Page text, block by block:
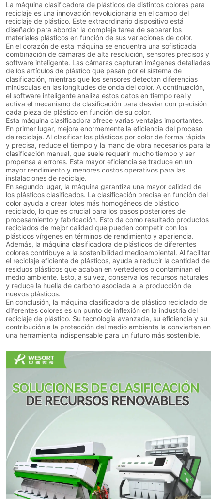
La máquina clasificadora de plásticos de distintos colores para
reciclaje es una innovación revolucionaria en el campo del
reciclaje de plástico. Este extraordinario dispositivo está
diseñado para abordar la compleja tarea de separar los
materiales plásticos en función de sus variaciones de color.
En el corazón de esta máquina se encuentra una sofisticada
combinación de cámaras de alta resolución, sensores precisos y
software inteligente. Las cámaras capturan imágenes detalladas
de los artículos de plástico que pasan por el sistema de
clasificación, mientras que los sensores detectan diferencias
minúsculas en las longitudes de onda del color. A continuación,
el software inteligente analiza estos datos en tiempo real y
activa el mecanismo de clasificación para desviar con precisión
cada pieza de plástico en función de su color.
Esta máquina clasificadora ofrece varias ventajas importantes.
En primer lugar, mejora enormemente la eficiencia del proceso
de reciclaje. Al clasificar los plásticos por color de forma rápida
y precisa, reduce el tiempo y la mano de obra necesarios para la
clasificación manual, que suele requerir mucho tiempo y ser
propensa a errores. Esta mayor eficiencia se traduce en un
mayor rendimiento y menores costos operativos para las
instalaciones de reciclaje.
En segundo lugar, la máquina garantiza una mayor calidad de
los plásticos clasificados. La clasificación precisa en función del
color ayuda a crear lotes más homogéneos de plástico
reciclado, lo que es crucial para los pasos posteriores de
procesamiento y fabricación. Esto da como resultado productos
reciclados de mejor calidad que pueden competir con los
plásticos vírgenes en términos de rendimiento y apariencia.
Además, la máquina clasificadora de plásticos de diferentes
colores contribuye a la sostenibilidad medioambiental. Al facilitar
el reciclaje eficiente de plásticos, ayuda a reducir la cantidad de
residuos plásticos que acaban en vertederos o contaminan el
medio ambiente. Esto, a su vez, conserva los recursos naturales
y reduce la huella de carbono asociada a la producción de
nuevos plásticos.
En conclusión, la máquina clasificadora de plástico reciclado de
diferentes colores es un punto de inflexión en la industria del
reciclaje de plástico. Su tecnología avanzada, su eficiencia y su
contribución a la protección del medio ambiente la convierten en
una herramienta indispensable para un futuro más sostenible.